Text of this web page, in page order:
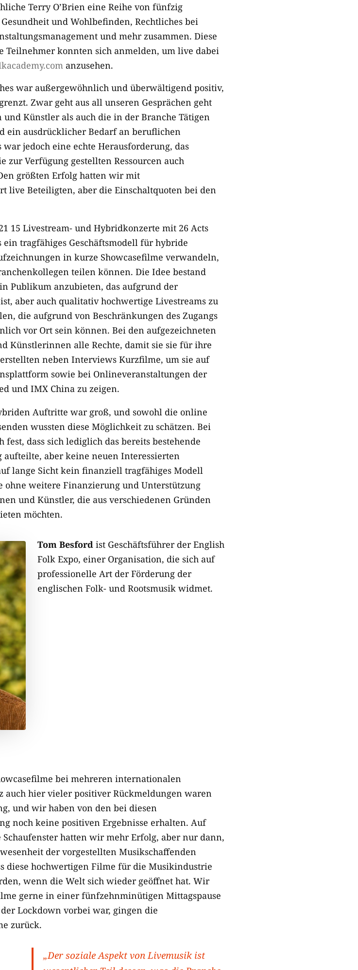
Terry O’Brien eine Reihe von fünfzig
und Wohlbefinden, Rechtliches bei
und mehr zusammen. Diese
Teilnehmer konnten sich anmelden, um live dabei
anzusehen.
war außergewöhnlich und überwältigend positiv,
Zwar geht aus all unseren Gesprächen geht
Künstler als auch die in der Branche Tätigen
ein ausdrücklicher Bedarf an beruflichen
jedoch eine echte Herausforderung, das
zur Verfügung gestellten Ressourcen auch
größten Erfolg hatten wir mit
live Beteiligten, aber die Einschaltquoten bei den
15 Livestream- und Hybridkonzerte mit 26 Acts
tragfähiges Geschäftsmodell für hybride
in kurze Showcasefilme verwandeln,
teilen können. Die Idee bestand
Publikum anzubieten, das aufgrund der
aber auch qualitativ hochwertige Livestreams zu
die aufgrund von Beschränkungen des Zugangs
vor Ort sein können. Bei den aufgezeichneten
Künstlerinnen alle Rechte, damit sie sie für ihre
neben Interviews Kurzfilme, um sie auf
sowie bei Onlineveranstaltungen der
und IMX China zu zeigen.
Auftritte war groß, und sowohl die online
wussten diese Möglichkeit zu schätzen. Bei
dass sich lediglich das bereits bestehende
aber keine neuen Interessierten
lange Sicht kein finanziell tragfähiges Modell
weitere Finanzierung und Unterstützung
und Künstler, die aus verschiedenen Gründen
möchten.
Tom Besford ist Geschäftsführer der English
Folk Expo, einer Organisation, die sich auf
professionelle Art der Förderung der
englischen Folk- und Rootsmusik widmet.
bei mehreren internationalen
auch hier vieler positiver Rückmeldungen waren
und wir haben von den bei diesen
noch keine positiven Ergebnisse erhalten. Auf
hatten wir mehr Erfolg, aber nur dann,
der vorgestellten Musikschaffenden
diese hochwertigen Filme für die Musikindustrie
wenn die Welt sich wieder geöffnet hat. Wir
gerne in einer fünfzehnminütigen Mittagspause
Lockdown vorbei war, gingen die
zurück.
„Der soziale Aspekt von Livemusik ist